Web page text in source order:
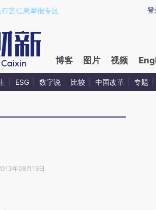
登
有害信息举报专区
博客 图片 视频
ESG 数字说 比较 中国改革 专题
年08月19日